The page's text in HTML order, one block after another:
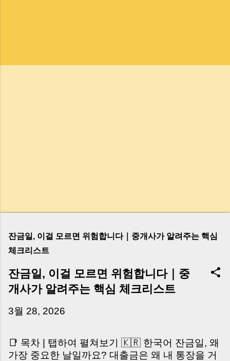
잔금일, 이걸 모르면 위험합니다｜중개사가 알려주는 핵심
체크리스트
잔금일, 이걸 모르면 위험합니다｜중
개사가 알려주는 핵심 체크리스트
3월 28, 2026
📑 목차 | 탭하여 펼쳐보기 🇰🇷 한국어 잔금일, 왜
가장 중요한 날일까요? 대출금은 왜 내 통장을 거